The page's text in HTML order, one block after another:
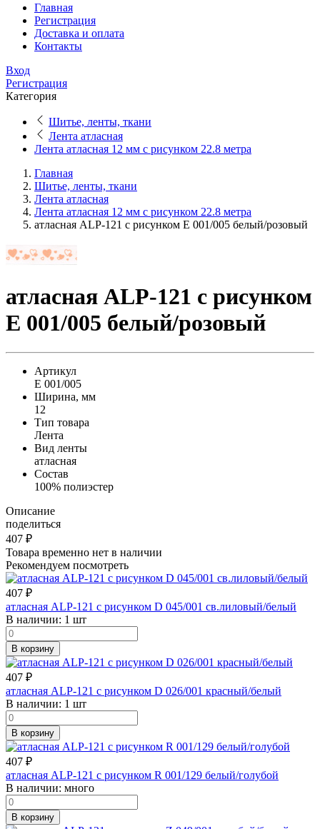
Главная
Регистрация
Доставка и оплата
Контакты
Вход
Регистрация
Категория
Шитье, ленты, ткани
Лента атласная
Лента атласная 12 мм с рисунком 22.8 метра
Главная
Шитье, ленты, ткани
Лента атласная
Лента атласная 12 мм с рисунком 22.8 метра
атласная ALP-121 с рисунком E 001/005 белый/розовый
атласная ALP-121 с рисунком
E 001/005 белый/розовый
Артикул
E 001/005
Ширина, мм
12
Тип товара
Лента
Вид ленты
атласная
Состав
100% полиэстер
Описание
поделиться
407 ₽
Товара временно нет в наличии
Рекомендуем посмотреть
407 ₽
атласная ALP-121 с рисунком D 045/001 св.лиловый/белый
В наличии: 1 шт
В корзину
407 ₽
атласная ALP-121 с рисунком D 026/001 красный/белый
В наличии: 1 шт
В корзину
407 ₽
атласная ALP-121 с рисунком R 001/129 белый/голубой
В наличии: много
В корзину